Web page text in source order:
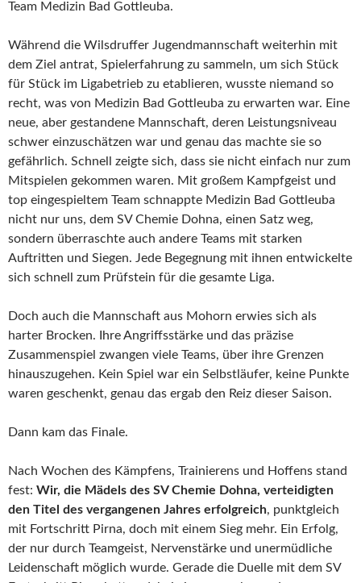
Team Medizin Bad Gottleuba.
Während die Wilsdruffer Jugendmannschaft weiterhin mit
dem Ziel antrat, Spielerfahrung zu sammeln, um sich Stück
für Stück im Ligabetrieb zu etablieren, wusste niemand so
recht, was von Medizin Bad Gottleuba zu erwarten war. Eine
neue, aber gestandene Mannschaft, deren Leistungsniveau
schwer einzuschätzen war und genau das machte sie so
gefährlich. Schnell zeigte sich, dass sie nicht einfach nur zum
Mitspielen gekommen waren. Mit großem Kampfgeist und
top eingespieltem Team schnappte Medizin Bad Gottleuba
nicht nur uns, dem SV Chemie Dohna, einen Satz weg,
sondern überraschte auch andere Teams mit starken
Auftritten und Siegen. Jede Begegnung mit ihnen entwickelte
sich schnell zum Prüfstein für die gesamte Liga.
Doch auch die Mannschaft aus Mohorn erwies sich als
harter Brocken. Ihre Angriffsstärke und das präzise
Zusammenspiel zwangen viele Teams, über ihre Grenzen
hinauszugehen. Kein Spiel war ein Selbstläufer, keine Punkte
waren geschenkt, genau das ergab den Reiz dieser Saison.
Dann kam das Finale.
Nach Wochen des Kämpfens, Trainierens und Hoffens stand
fest: Wir, die Mädels des SV Chemie Dohna, verteidigten
den Titel des vergangenen Jahres erfolgreich, punktgleich
mit Fortschritt Pirna, doch mit einem Sieg mehr. Ein Erfolg,
der nur durch Teamgeist, Nervenstärke und unermüdliche
Leidenschaft möglich wurde. Gerade die Duelle mit dem SV